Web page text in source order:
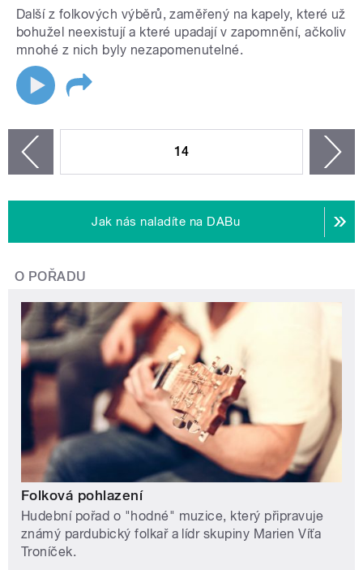
Další z folkových výběrů, zaměřený na kapely, které už
bohužel neexistují a které upadají v zapomnění, ačkoliv
mnohé z nich byly nezapomenutelné.
14
Jak nás naladíte na DABu
O POŘADU
Folková pohlazení
Hudební pořad o "hodné" muzice, který připravuje
známý pardubický folkař a lídr skupiny Marien Víťa
Troníček.